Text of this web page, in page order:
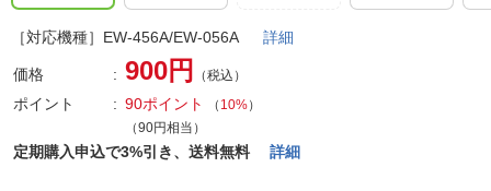
［対応機種］EW-456A/EW-056A 詳細
価格 900円 （税込）
ポイント 90ポイント （ 10%）
（90円相当）
定期購入申込で3%引き、送料無料 詳細